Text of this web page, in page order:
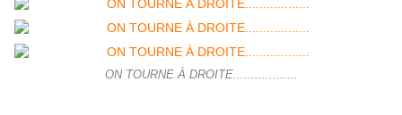
ON TOURNE À DROITE..................